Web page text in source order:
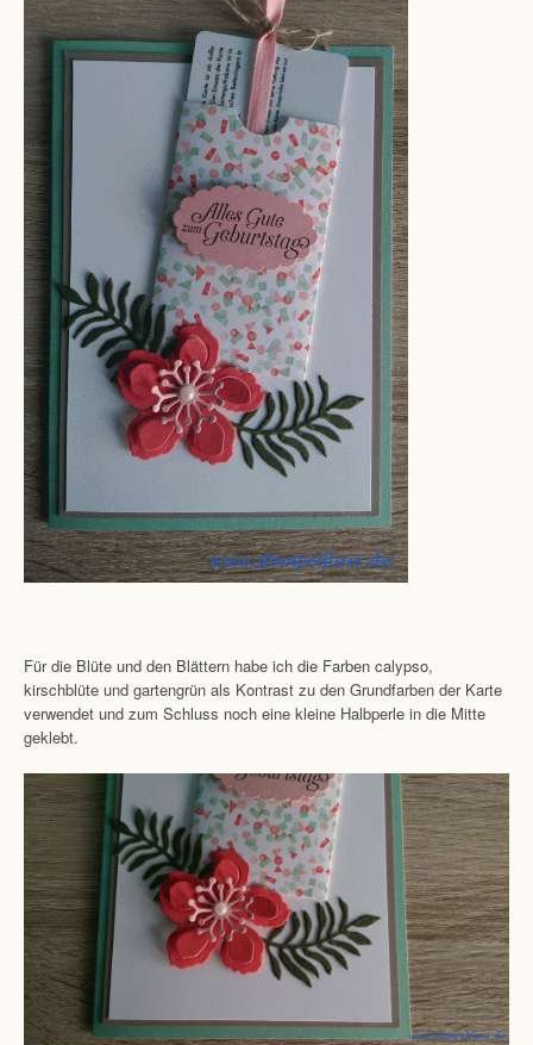
Für die Blüte und den Blättern habe ich die Farben calypso,
kirschblüte und gartengrün als Kontrast zu den Grundfarben der Karte
verwendet und zum Schluss noch eine kleine Halbperle in die Mitte
geklebt.